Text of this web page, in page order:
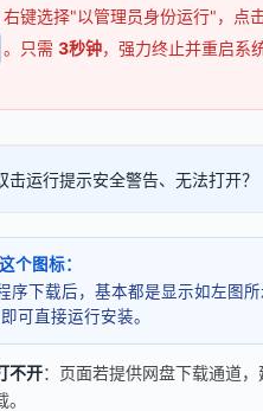
右键选择"以管理员身份运行"，点
。只需 3秒钟，强力终止并重启系
击运行提示安全警告、无法打开？
个图标：
序下载后，基本都是显示如左图
可直接运行安装。
不开：页面若提供网盘下载通道